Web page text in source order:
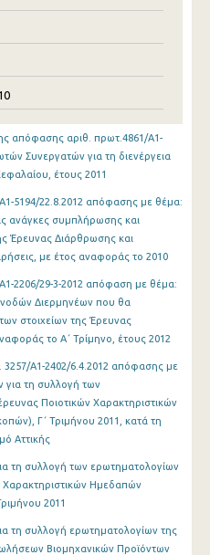
απόφασης αριθ. πρωτ.4861/Α1-
Συνεργατών για τη διενέργεια
έτους 2011
5194/22.8.2012 απόφασης με θέμα:
ανάγκες συμπλήρωσης και
Έρευνας Διάρθρωσης και
με έτος αναφοράς το 2010
2206/29-3-2012 απόφαση με θέμα:
Διερμηνέων που θα
στοιχείων της Έρευνας
το Α΄ Τρίμηνο, έτους 2012
Α1-2402/6.4.2012 απόφασης με
για τη συλλογή των
Ποιοτικών Χαρακτηριστικών
Γ΄ Τριμήνου 2011, κατά τη
Αττικής
τη συλλογή των ερωτηματολογίων
Χαρακτηριστικών Ημεδαπών
2011
τη συλλογή ερωτηματολογίων της
Βιομηχανικών Προϊόντων